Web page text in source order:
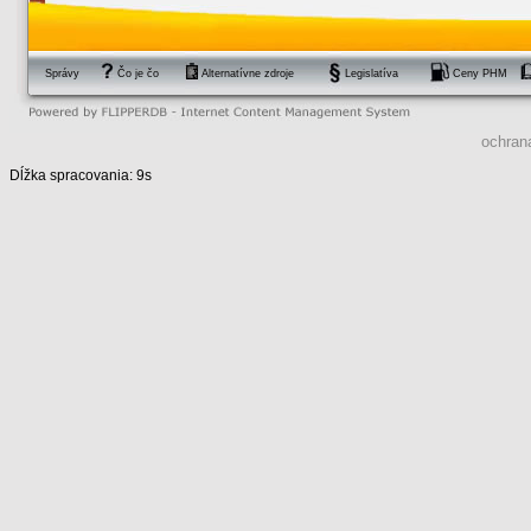
Správy Čo je čo Alternatívne zdroje Legislatíva Ceny PHM
Dĺžka spracovania: 9s